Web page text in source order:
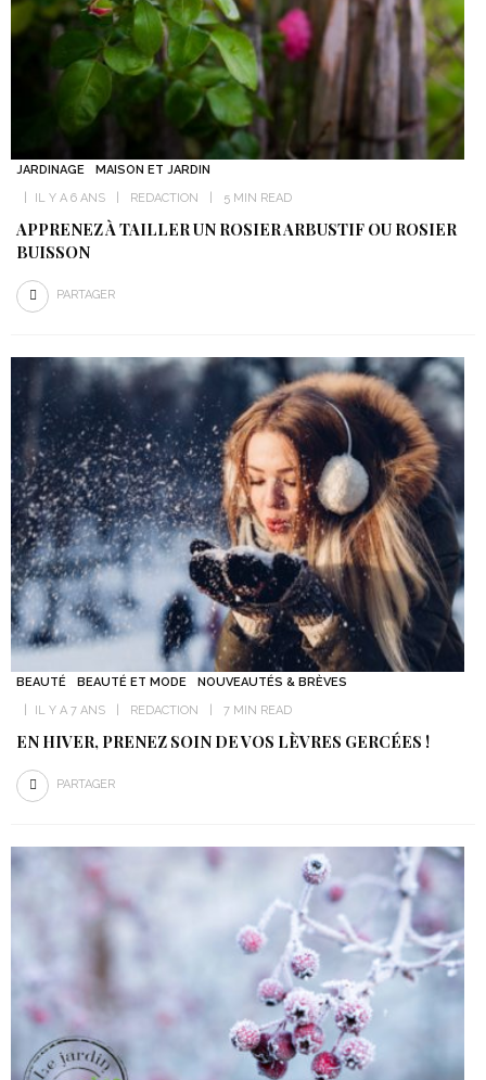
JARDINAGE
MAISON ET JARDIN
IL Y A 6 ANS
REDACTION 5 MIN READ
APPRENEZ À TAILLER UN ROSIER ARBUSTIF OU ROSIER
BUISSON
PARTAGER
BEAUTÉ BEAUTÉ ET MODE
NOUVEAUTÉS & BRÈVES
IL Y A 7 ANS
REDACTION 7 MIN READ
EN HIVER, PRENEZ SOIN DE VOS LÈVRES GERCÉES !
PARTAGER